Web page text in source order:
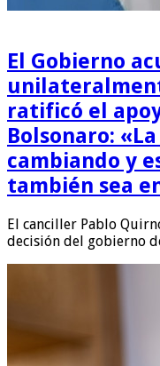
El Gobierno
ratificó el
Bolsonaro:
cambiando y
también sea
El canciller Pablo
decisión del gobierno